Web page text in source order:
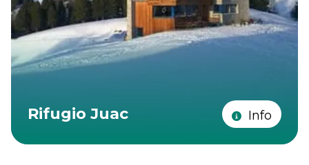
Rifugio Juac Info